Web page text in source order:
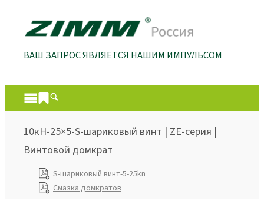
ВАШ ЗАПРОС ЯВЛЯЕТСЯ НАШИМ ИМПУЛЬСОМ
10кН-25×5-S-шариковый винт | ZE-серия |
Винтовой домкрат
S-шариковый винт-5-25kn
Смазка домкратов